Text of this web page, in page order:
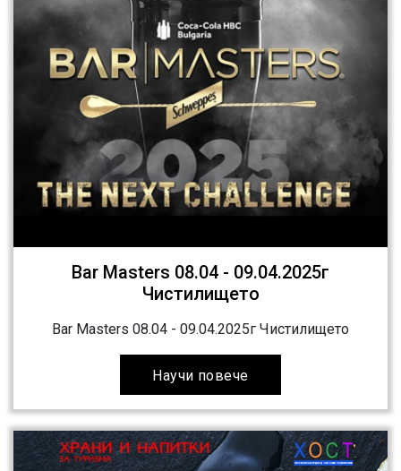
Bar Masters 08.04 - 09.04.2025г
Чистилището
Bar Masters 08.04 - 09.04.2025г Чистилището
Научи повече